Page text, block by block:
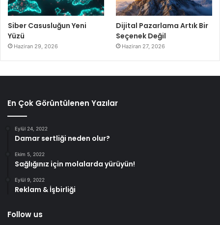
Siber Casusluğun Yeni
Yüzü
Haziran 29, 2026
Dijital Pazarlama Artık Bir
Seçenek Değil
Haziran 27, 2026
En Çok Görüntülenen Yazılar
Eylül 24, 2022
Damar sertliği neden olur?
Ekim 5, 2022
Sağlığınız için molalarda yürüyün!
Eylül 9, 2022
Reklam & İşbirliği
Follow us